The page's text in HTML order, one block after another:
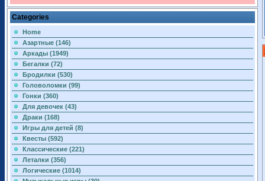
Categories
Home
Азартные (146)
Аркады (1949)
Бегалки (72)
Бродилки (530)
Головоломки (99)
Гонки (360)
Для девочек (43)
Драки (168)
Игры для детей (8)
Квесты (592)
Классические (221)
Леталки (356)
Логические (1014)